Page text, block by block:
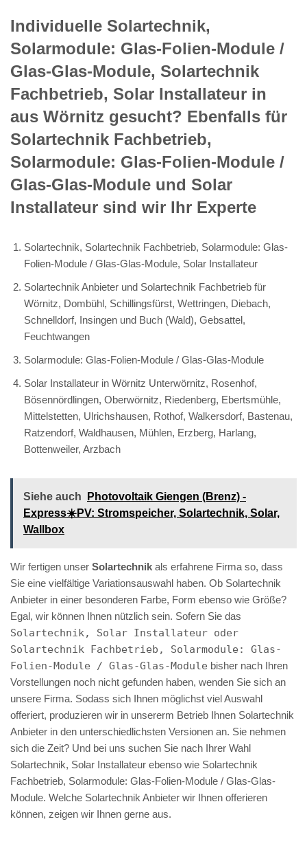
Individuelle Solartechnik,
Solarmodule: Glas-Folien-Module /
Glas-Glas-Module, Solartechnik
Fachbetrieb, Solar Installateur in
aus Wörnitz gesucht? Ebenfalls für
Solartechnik Fachbetrieb,
Solarmodule: Glas-Folien-Module /
Glas-Glas-Module und Solar
Installateur sind wir Ihr Experte
Solartechnik, Solartechnik Fachbetrieb, Solarmodule: Glas-
Folien-Module / Glas-Glas-Module, Solar Installateur
Solartechnik Anbieter und Solartechnik Fachbetrieb für
Wörnitz, Dombühl, Schillingsfürst, Wettringen, Diebach,
Schnelldorf, Insingen und Buch (Wald), Gebsattel,
Feuchtwangen
Solarmodule: Glas-Folien-Module / Glas-Glas-Module
Solar Installateur in Wörnitz Unterwörnitz, Rosenhof,
Bösennördlingen, Oberwörnitz, Riedenberg, Ebertsmühle,
Mittelstetten, Ulrichshausen, Rothof, Walkersdorf, Bastenau,
Ratzendorf, Waldhausen, Mühlen, Erzberg, Harlang,
Bottenweiler, Arzbach
Siehe auch
Photovoltaik Giengen (Brenz) -
Express☀️PV️: Stromspeicher, Solartechnik, Solar,
Wallbox
Wir fertigen unser Solartechnik als erfahrene Firma so, dass
Sie eine vielfältige Variationsauswahl haben. Ob Solartechnik
Anbieter in einer besonderen Farbe, Form ebenso wie Größe?
Egal, wir können Ihnen nützlich sein. Sofern Sie das
Solartechnik, Solar Installateur oder
Solartechnik Fachbetrieb, Solarmodule: Glas-
Folien-Module / Glas-Glas-Module bisher nach Ihren
Vorstellungen noch nicht gefunden haben, wenden Sie sich an
unsere Firma. Sodass sich Ihnen möglichst viel Auswahl
offeriert, produzieren wir in unsererm Betrieb Ihnen Solartechnik
Anbieter in den unterschiedlichsten Versionen an. Sie nehmen
sich die Zeit? Und bei uns suchen Sie nach Ihrer Wahl
Solartechnik, Solar Installateur ebenso wie Solartechnik
Fachbetrieb, Solarmodule: Glas-Folien-Module / Glas-Glas-
Module. Welche Solartechnik Anbieter wir Ihnen offerieren
können, zeigen wir Ihnen gerne aus.